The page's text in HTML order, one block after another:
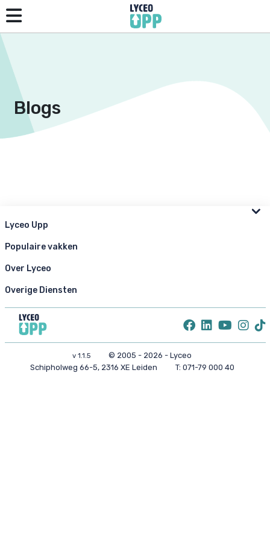
Blogs
Lyceo Upp
Populaire vakken
Over Lyceo
Overige Diensten
v 1.1.5
© 2005 - 2026 - Lyceo
Schipholweg 66-5, 2316 XE Leiden
T: 071-79 000 40